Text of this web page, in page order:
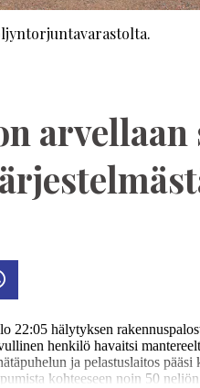
arvellaan
Whatsapp
22:05 hä­ly­tyk­sen
hen­ki­lö ha­vait­si
ja pe­las­tus­lai­tos pää­si
koh­tee­seen noin 50